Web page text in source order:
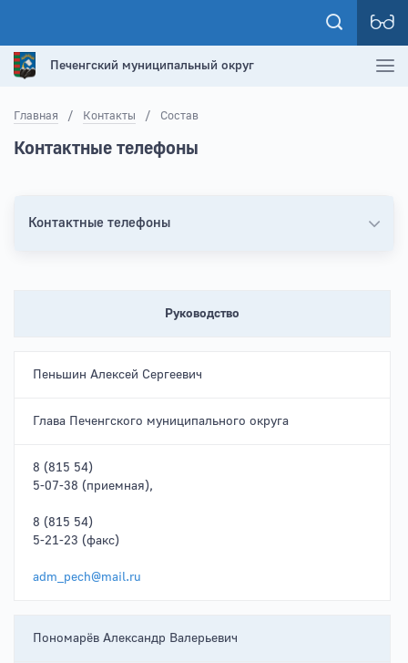
Печенгский муниципальный округ
Главная / Контакты / Состав
Контактные телефоны
Контактные телефоны
Руководство
Пеньшин Алексей Сергеевич
Глава Печенгского муниципального округа
8 (815 54)
5-07-38 (приемная),
8 (815 54)
5-21-23 (факс)
adm_pech@mail.ru
Пономарёв Александр Валерьевич